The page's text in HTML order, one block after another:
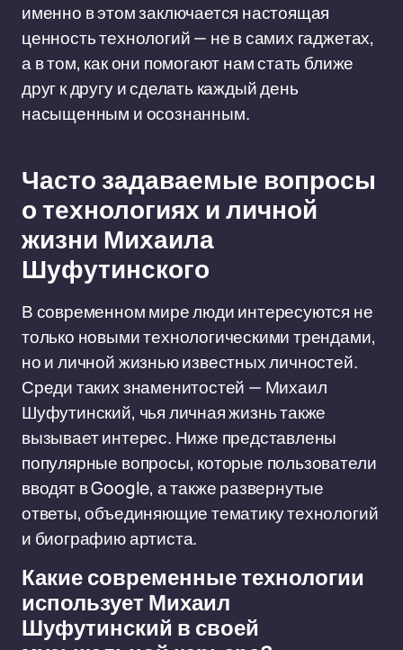
именно в этом заключается настоящая
ценность технологий — не в самих гаджетах,
а в том, как они помогают нам стать ближе
друг к другу и сделать каждый день
насыщенным и осознанным.
Часто задаваемые вопросы
о технологиях и личной
жизни Михаила
Шуфутинского
В современном мире люди интересуются не
только новыми технологическими трендами,
но и личной жизнью известных личностей.
Среди таких знаменитостей — Михаил
Шуфутинский, чья личная жизнь также
вызывает интерес. Ниже представлены
популярные вопросы, которые пользователи
вводят в Google, а также развернутые
ответы, объединяющие тематику технологий
и биографию артиста.
Какие современные технологии
использует Михаил
Шуфутинский в своей